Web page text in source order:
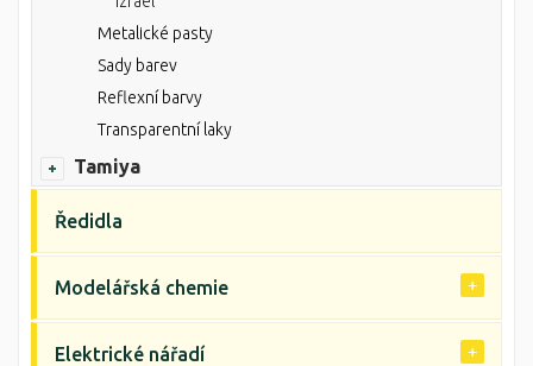
Metalické pasty
Sady barev
Reflexní barvy
Transparentní laky
Tamiya
Ředidla
Modelářská chemie
Elektrické nářadí